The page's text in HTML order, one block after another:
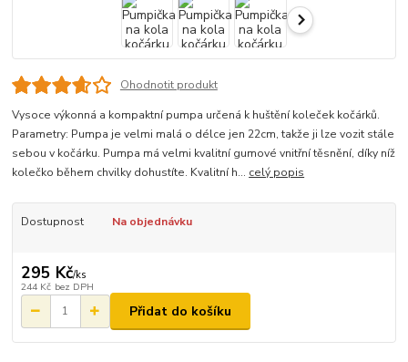
Ohodnotit produkt
Vysoce výkonná a kompaktní pumpa určená k huštění koleček kočárků.
Parametry: Pumpa je velmi malá o délce jen 22cm, takže ji lze vozit stále
sebou v kočárku. Pumpa má velmi kvalitní gumové vnitřní těsnění, díky níž
kolečko během chvilky dohustíte. Kvalitní h... celý popis
Dostupnost Na objednávku
295 Kč/ks
244 Kč bez DPH
Přidat do košíku